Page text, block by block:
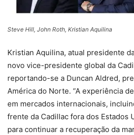
Steve Hill, John Roth, Kristian Aquilina
Kristian Aquilina, atual presidente
novo vice-presidente global da
reportando-se a Duncan Aldred,
América do Norte. “A experiência
em mercados internacionais,
frente da Cadillac fora dos Estados
para continuar a recuperação da